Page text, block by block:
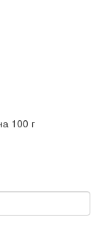
100 г